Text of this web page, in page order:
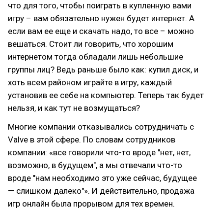
что для того, чтобы поиграть в купленную вами
игру – вам обязательно нужен будет интернет. А
если вам ее еще и скачать надо, то все – можно
вешаться. Стоит ли говорить, что хорошим
интернетом тогда обладали лишь небольшие
группы лиц? Ведь раньше было как: купил диск, и
хоть всем районом играйте в игру, каждый
установив ее себе на компьютер. Теперь так будет
нельзя, и как тут не возмущаться?
Многие компании отказывались сотрудничать с
Valve в этой сфере. По словам сотрудников
компании: «все говорили что-то вроде "нет, нет,
возможно, в будущем", а мы отвечали что-то
вроде "нам необходимо это уже сейчас, будущее
— слишком далеко"». И действительно, продажа
игр онлайн была прорывом для тех времен.